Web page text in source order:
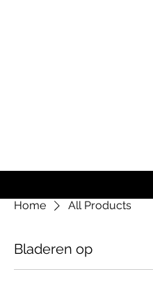
Home All Products
Bladeren op